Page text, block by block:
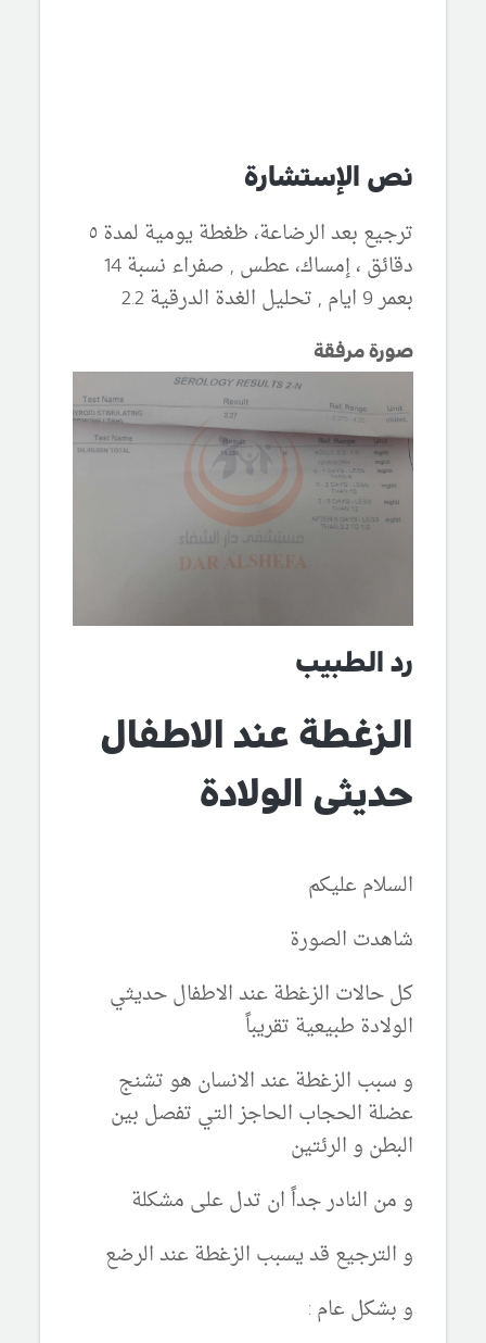
نص الإستشارة
ترجيع بعد الرضاعة، ظغطة يومية لمدة ٥
دقائق ، إمساك، عطس , صفراء نسبة 14
بعمر 9 ايام , تحليل الغدة الدرقية 2.2
صورة مرفقة
رد الطبيب
الزغطة عند الاطفال
حديثى الولادة
السلام عليكم
شاهدت الصورة
كل حالات الزغطة عند الاطفال حديثي
الولادة طبيعية تقريباً
و سبب الزغطة عند الانسان هو تشنج
عضلة الحجاب الحاجز التي تفصل بين
البطن و الرئتين
و من النادر جداً ان تدل على مشكلة
و الترجيع قد يسبب الزغطة عند الرضع
و بشكل عام :